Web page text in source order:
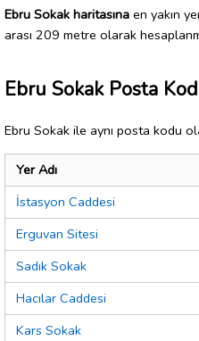
Ebru Sokak haritasına en yakın
arası 209 metre olarak
Ebru Sokak Posta
Ebru Sokak ile aynı posta kodu
Yer Adı
İstasyon Caddesi
Erguvan Sitesi
Sadık Sokak
Hacılar Caddesi
Kars Sokak